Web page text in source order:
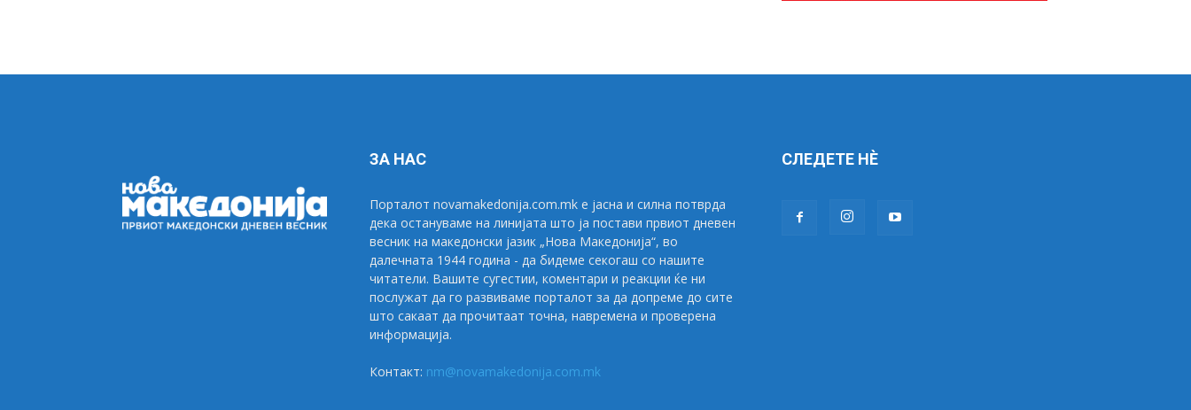
ЗА НАС
Порталот novamakedonija.com.mk е јасна и силна потврда
дека остануваме на линијата што ја постави првиот дневен
весник на македонски јазик „Нова Македонија“, во
далечната 1944 година - да бидеме секогаш со нашите
читатели. Вашите сугестии, коментари и реакции ќе ни
послужат да го развиваме порталот за да допреме до сите
што сакаат да прочитаат точна, навремена и проверена
информација.
Контакт: nm@novamakedonija.com.mk
СЛЕДЕТЕ НÈ